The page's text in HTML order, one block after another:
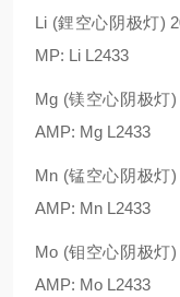
Li (鋰空心阴极灯)
MP: Li L2433
Mg (镁空心阴极灯)
AMP: Mg L2433
Mn (锰空心阴极灯)
AMP: Mn L2433
Mo (钼空心阴极灯)
AMP: Mo L2433